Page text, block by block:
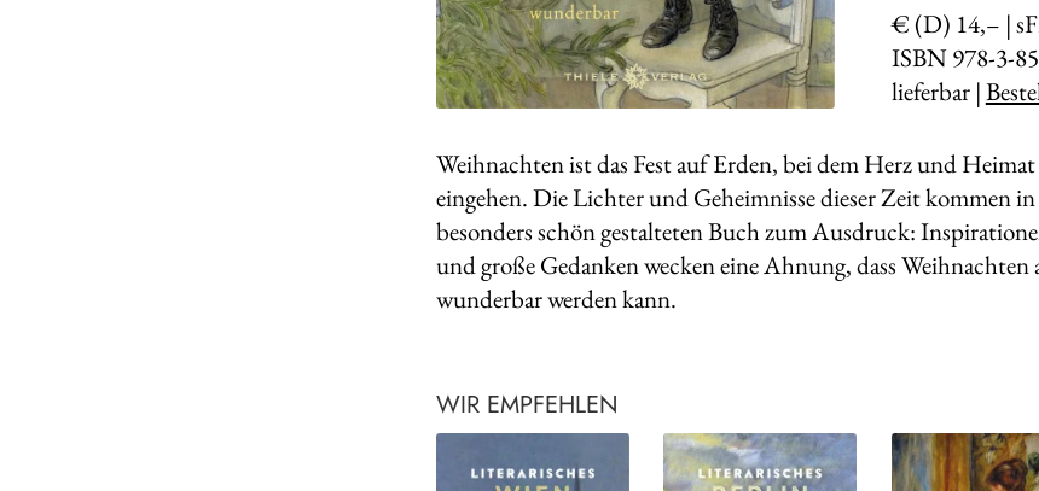
€ (D) 14,– |
ISBN 978-3-
lieferbar |
Weihnachten ist das Fest auf Erden, bei dem Herz und
eingehen. Die Lichter und Geheimnisse dieser Zeit kommen
besonders schön gestalteten Buch zum Ausdruck:
und große Gedanken wecken eine Ahnung, dass Weihnachten
wunderbar werden kann.
WIR EMPFEHLEN